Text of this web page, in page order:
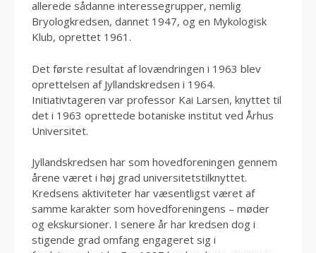
allerede sådanne interessegrupper, nemlig
Bryologkredsen, dannet 1947, og en Mykologisk
Klub, oprettet 1961.
Det første resultat af lovændringen i 1963 blev
oprettelsen af Jyllandskredsen i 1964.
Initiativtageren var professor Kai Larsen, knyttet til
det i 1963 oprettede botaniske institut ved Århus
Universitet.
Jyllandskredsen har som hovedforeningen gennem
årene været i høj grad universitetstilknyttet.
Kredsens aktiviteter har væsentligst været af
samme karakter som hovedforeningens – møder
og ekskursioner. I senere år har kredsen dog i
stigende grad omfang engageret sig i